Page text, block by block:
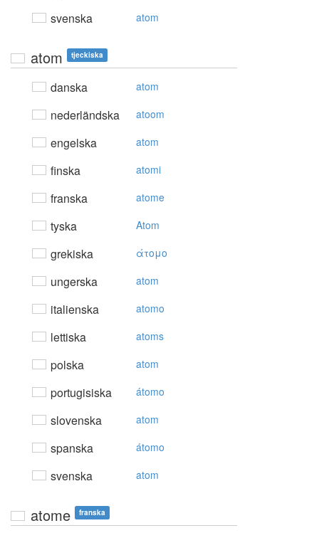
svenska atom
atom tjeckiska
danska atom
nederländska atoom
engelska atom
finska atomi
franska atome
tyska Atom
grekiska άτoμo
ungerska atom
italienska atomo
lettiska atoms
polska atom
portugisiska átomo
slovenska atom
spanska átomo
svenska atom
atome franska